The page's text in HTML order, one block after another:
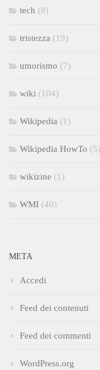
tech (8)
tristezza (19)
umorismo (7)
wiki (104)
Wikipedia (1)
Wikipedia HowTo (5)
wikizine (1)
WMI (40)
META
Accedi
Feed dei contenuti
Feed dei commenti
WordPress.org